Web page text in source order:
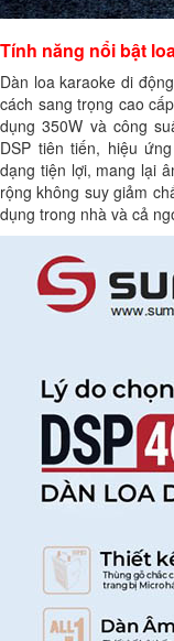
Tính năng nổi bật
Dàn loa karaoke di
cách sang trọng cao
dụng 350W và công
DSP tiên tiến, hiệu
dạng tiện lợi, mang lại
rộng không suy giảm
dụng trong nhà và cả